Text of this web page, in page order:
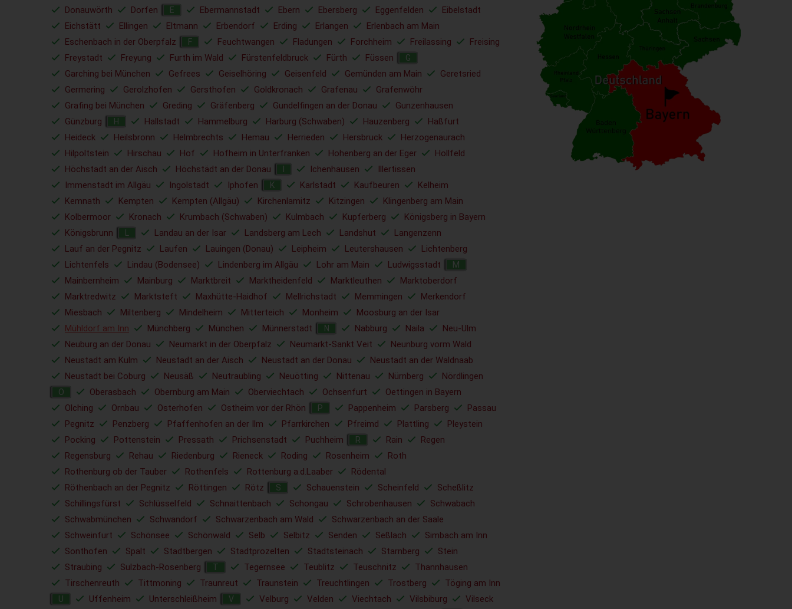
Donauwörth
Dorfen E Ebermannstadt Ebern Ebersberg Eggenfelden
Eibelstadt
Eichstätt
Ellingen Eltmann Erbendorf Erding Erlangen
Erlenbach am Main
Eschenbach in der Oberpfalz
F Feuchtwangen Fladungen Forchheim Freilassing
Freising
Freystadt
Freyung Furth im Wald Fürstenfeldbruck Fürth Füssen G
Garching bei München Gefrees Geiselhöring Geisenfeld Gemünden am Main
Geretsried
Germering
Gerolzhofen Gersthofen Goldkronach Grafenau
Grafenwöhr
Grafing bei München
Greding Gräfenberg Gundelfingen an der Donau
Gunzenhausen
Günzburg
H Hallstadt Hammelburg Harburg (Schwaben) Hauzenberg
Haßfurt
Heideck
Heilsbronn Helmbrechts Hemau Herrieden Hersbruck
Herzogenaurach
Hilpoltstein
Hirschau Hof Hofheim in Unterfranken Hohenberg an der Eger
Hollfeld
Höchstadt an der Aisch
Höchstädt an der Donau Ichenhausen
Illertissen
Immenstadt im Allgäu
Ingolstadt Iphofen K Karlstadt Kaufbeuren
Kelheim
Kemnath
Kempten Kempten (Allgäu) Kirchenlamitz Kitzingen
Klingenberg am Main
Kolbermoor
Kronach Krumbach (Schwaben) Kulmbach Kupferberg
Königsberg in Bayern
Königsbrunn
Landau an der Isar Landsberg am Lech Landshut
Langenzenn
Lauf an der Pegnitz
Laufen Lauingen (Donau) Leipheim Leutershausen
Lichtenberg
Lichtenfels
Lindau (Bodensee) Lindenberg im Allgäu Lohr am Main Ludwigsstadt M
Mainbernheim Mainburg Marktbreit Marktheidenfeld Marktleuthen
Marktoberdorf
Marktredwitz
Marktsteft Maxhütte-Haidhof Mellrichstadt Memmingen
Merkendorf
Miesbach
Miltenberg Mindelheim Mitterteich Monheim
Moosburg an der Isar
Mühldorf am Inn
Münchberg München Münnerstadt N Nabburg Naila
Neu-Ulm
Neuburg an der Donau
Neumarkt in der Oberpfalz Neumarkt-Sankt Veit
Neunburg vorm Wald
Neustadt am Kulm
Neustadt an der Aisch Neustadt an der Donau
Neustadt an der Waldnaab
Neustadt bei Coburg
Neusäß Neutraubling Neuötting Nittenau Nürnberg Nördlingen
O Oberasbach Obernburg am Main Oberviechtach Ochsenfurt
Oettingen in Bayern
Olching
Ornbau Osterhofen Ostheim vor der Rhön P Pappenheim Parsberg
Passau
Pegnitz
Penzberg Pfaffenhofen an der Ilm Pfarrkirchen Pfreimd Plattling
Pleystein
Pocking
Pottenstein Pressath Prichsenstadt Puchheim R Rain
Regen
Regensburg
Rehau Riedenburg Rieneck Roding Rosenheim
Roth
Rothenburg ob der Tauber
Rothenfels Rottenburg a.d.Laaber
Rödental
Röthenbach an der Pegnitz
Röttingen Rötz S Schauenstein Scheinfeld
Scheßlitz
Schillingsfürst
Schlüsselfeld Schnaittenbach Schongau Schrobenhausen
Schwabach
Schwabmünchen
Schwandorf Schwarzenbach am Wald
Schwarzenbach an der Saale
Schweinfurt
Schönsee Schönwald Selb Selbitz Senden Seßlach
Simbach am Inn
Sonthofen
Spalt Stadtbergen Stadtprozelten Stadtsteinach Starnberg
Stein
Straubing
Sulzbach-Rosenberg T Tegernsee Teublitz Teuschnitz
Thannhausen
Tirschenreuth
Tittmoning Traunreut Traunstein Treuchtlingen Trostberg Töging am Inn
U Uffenheim Unterschleißheim V Velburg Velden Viechtach Vilsbiburg Vilseck